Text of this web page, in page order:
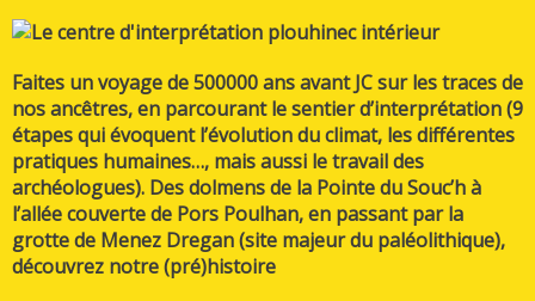
Faites un voyage de 500000 ans avant JC sur les traces de
nos ancêtres, en parcourant le sentier d’interprétation (9
étapes qui évoquent l’évolution du climat, les différentes
pratiques humaines…, mais aussi le travail des
archéologues). Des dolmens de la Pointe du Souc’h à
l’allée couverte de Pors Poulhan, en passant par la
grotte de Menez Dregan (site majeur du paléolithique),
découvrez notre (pré)histoire